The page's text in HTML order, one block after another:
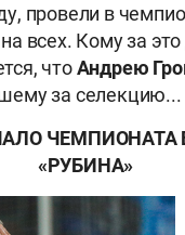
провели в
всех. Кому за
чтоАндрею
за селекцию...
ЧЕМПИОНАТА
«РУБИНА»